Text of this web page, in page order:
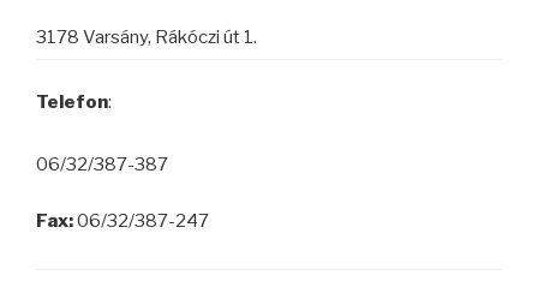
3178 Varsány, Rákóczi út 1.
Telefon:
06/32/387-387
Fax:06/32/387-247